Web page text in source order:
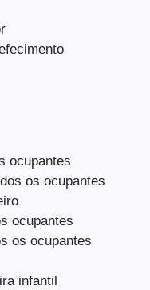
ocupantes
os ocupantes
ocupantes
os ocupantes
infantil